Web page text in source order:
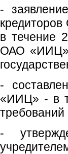
-
в течение
ОАО «ИИЦ»
-
«ИИЦ» - в
требований
-